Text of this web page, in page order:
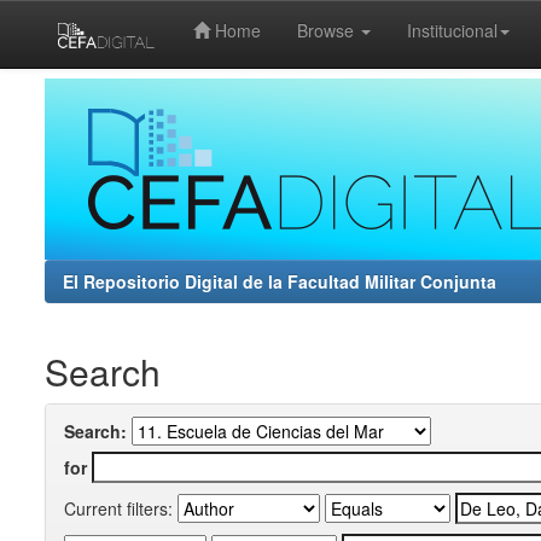
Home Browse Institucional
El Repositorio Digital de la Facultad Militar Conjunta
Search
Search:
for
Current filters: